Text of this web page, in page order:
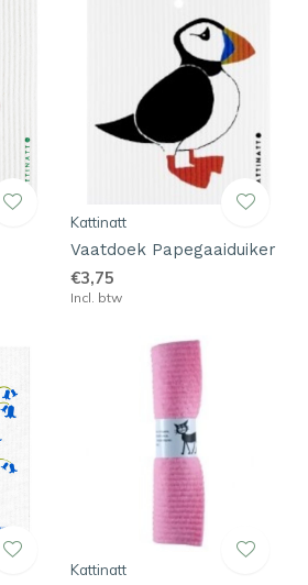
Kattinatt
Vaatdoek Papegaaiduiker
€3,75
Incl. btw
Kattinatt